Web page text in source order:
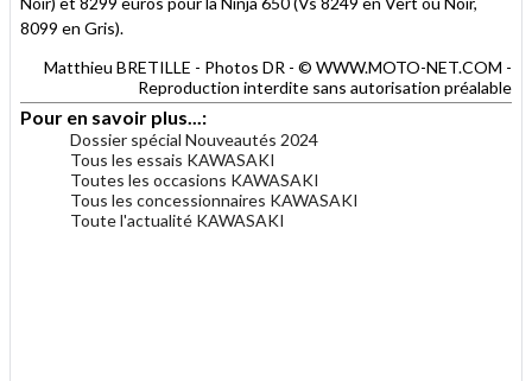
8099 en Gris).
Matthieu BRETILLE - Photos DR - © WWW.MOTO-NET.COM -
Reproduction interdite sans autorisation préalable
Pour en savoir plus...:
Dossier spécial Nouveautés 2024
Tous les essais KAWASAKI
Toutes les occasions KAWASAKI
Tous les concessionnaires KAWASAKI
Toute l'actualité KAWASAKI